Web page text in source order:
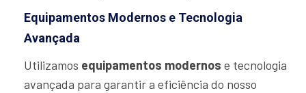
Equipamentos Modernos e Tecnologia
Avançada
Utilizamos equipamentos modernos e tecnologia
avançada para garantir a eficiência do nosso